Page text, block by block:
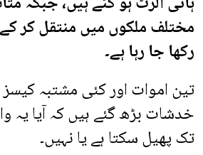
مختلف ملکوں میں منتقل کر
رکھا جا رہا ہے۔
تین اموات اور کئی مشتبہ
خدشات بڑھ گئے ہیں کہ آیا یہ
تک پھیل سکتا ہے یا نہیں۔